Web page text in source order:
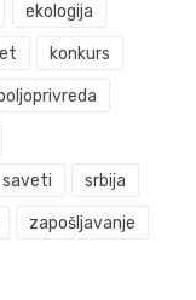
ekologija
konkurs
saveti srbija
zapošljavanje